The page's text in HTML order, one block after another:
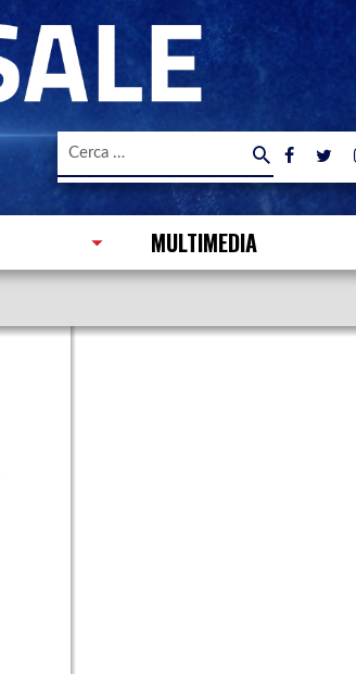
Ricerca
MULTIMEDIA